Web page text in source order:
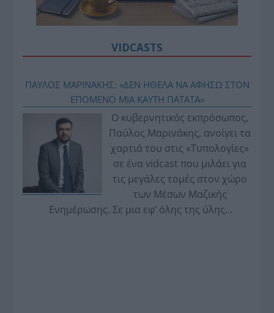
VIDCASTS
ΠΑΥΛΟΣ ΜΑΡΙΝΑΚΗΣ: «ΔΕΝ ΗΘΕΛΑ ΝΑ ΑΦΗΣΩ ΣΤΟΝ
ΕΠΟΜΕΝΟ ΜΙΑ ΚΑΥΤΗ ΠΑΤΑΤΑ»
Ο κυβερνητικός εκπρόσωπος,
Παύλος Μαρινάκης, ανοίγει τα
χαρτιά του στις «Τυπολογίες»
σε ένα vidcast που μιλάει για
τις μεγάλες τομές στον χώρο
των Μέσων Μαζικής
Ενημέρωσης. Σε μια εφ’ όλης της ύλης